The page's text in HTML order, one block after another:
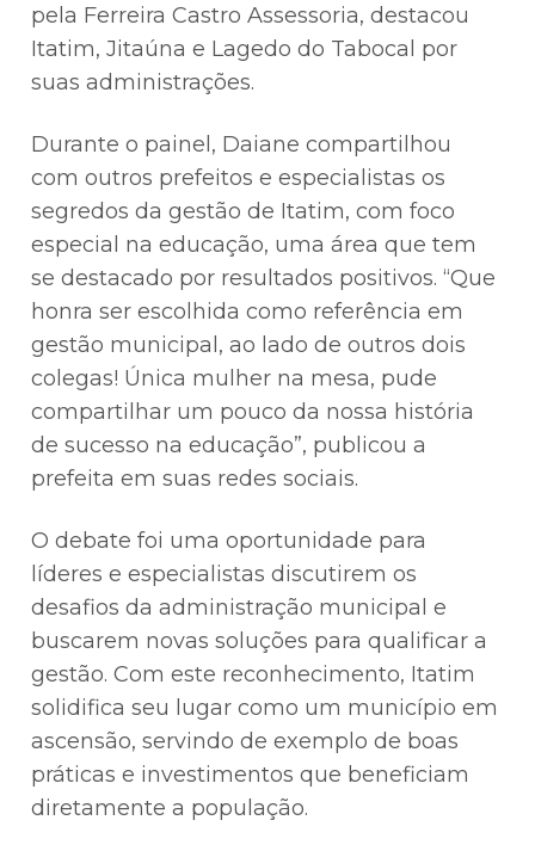
pela Ferreira Castro Assessoria, destacou
Itatim, Jitaúna e Lagedo do Tabocal por
suas administrações.
Durante o painel, Daiane compartilhou
com outros prefeitos e especialistas os
segredos da gestão de Itatim, com foco
especial na educação, uma área que tem
se destacado por resultados positivos. “Que
honra ser escolhida como referência em
gestão municipal, ao lado de outros dois
colegas! Única mulher na mesa, pude
compartilhar um pouco da nossa história
de sucesso na educação”, publicou a
prefeita em suas redes sociais.
O debate foi uma oportunidade para
líderes e especialistas discutirem os
desafios da administração municipal e
buscarem novas soluções para qualificar a
gestão. Com este reconhecimento, Itatim
solidifica seu lugar como um município em
ascensão, servindo de exemplo de boas
práticas e investimentos que beneficiam
diretamente a população.